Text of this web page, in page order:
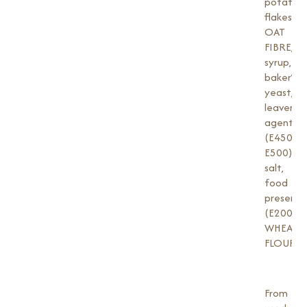
flakes,
OAT
FIBRE,
syrup,
baker’s
yeast,
agent
(E450,
E500),
salt,
food
(E200),
WHEAT
FLOUR.
From